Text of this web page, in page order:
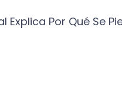
Explica Por Qué Se